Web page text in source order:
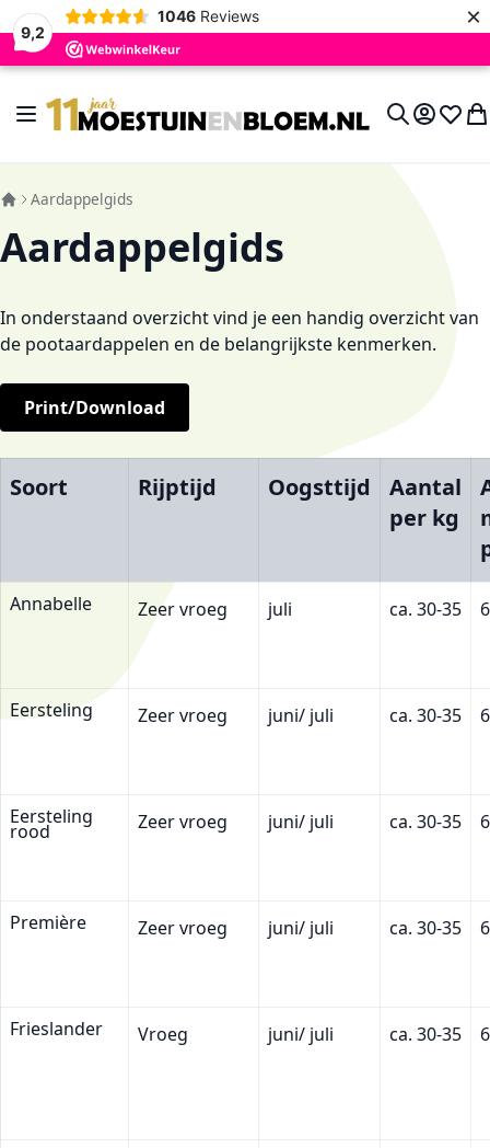
9,2
1046 Reviews ×
Toggle Nav
Account
Aardappelgids
Aardappelgids
In onderstaand overzicht vind je een handig overzicht van
de pootaardappelen en de belangrijkste kenmerken.
Print/Download
Soort Rijptijd Oogsttijd
Aantal
per kg
Annabelle Zeer vroeg juli ca. 30-35
Eersteling Zeer vroeg juni/ juli ca. 30-35
Eersteling
rood Zeer vroeg juni/ juli ca. 30-35
Première Zeer vroeg juni/ juli ca. 30-35
Frieslander Vroeg juni/ juli ca. 30-35